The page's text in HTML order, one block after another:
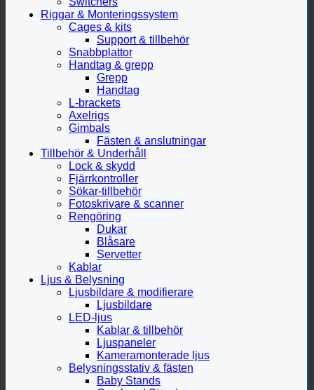
Riggar & Monteringssystem
Cages & kits
Support & tillbehör
Snabbplattor
Handtag & grepp
Grepp
Handtag
L-brackets
Axelrigs
Gimbals
Fästen & anslutningar
Tillbehör & Underhåll
Lock & skydd
Fjärrkontroller
Sökar-tillbehör
Fotoskrivare & scanner
Rengöring
Dukar
Blåsare
Servetter
Kablar
Ljus & Belysning
Ljusbildare & modifierare
Ljusbildare
LED-ljus
Kablar & tillbehör
Ljuspaneler
Kameramonterade ljus
Belysningsstativ & fästen
Baby Stands